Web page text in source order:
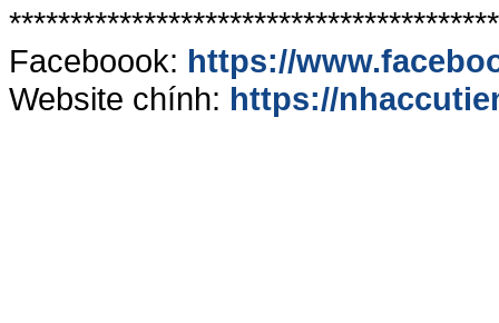
Faceboook: https://
Website chính: https://